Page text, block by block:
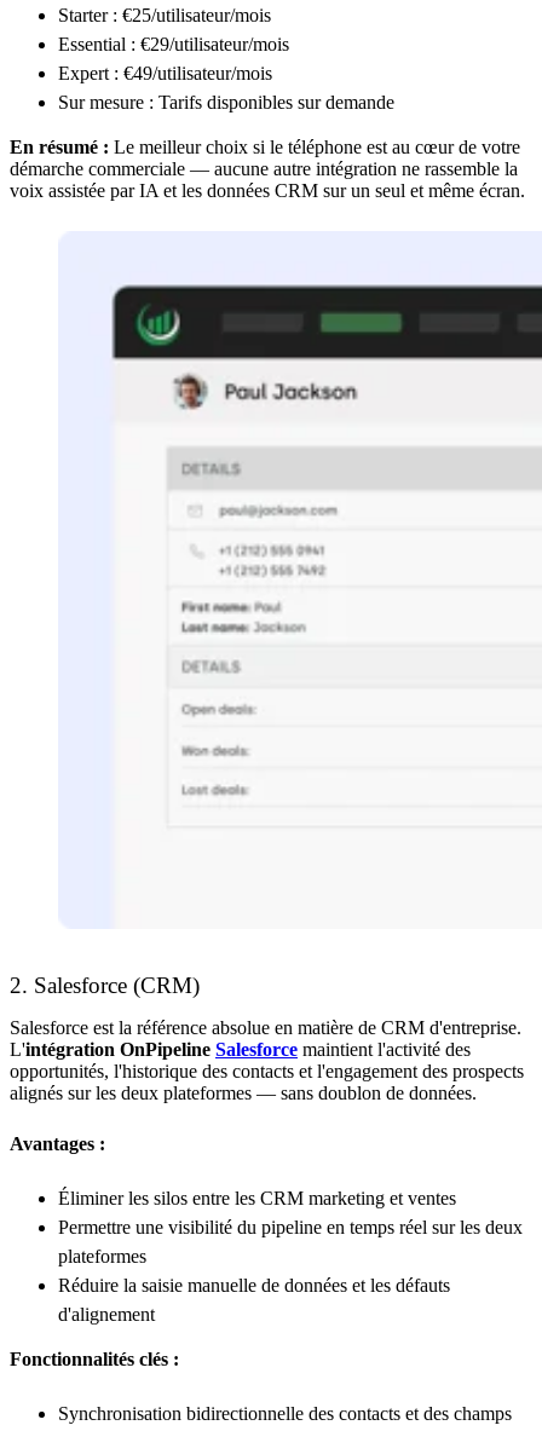
Starter : €25/utilisateur/mois
Essential : €29/utilisateur/mois
Expert : €49/utilisateur/mois
Sur mesure : Tarifs disponibles sur demande
En résumé : Le meilleur choix si le téléphone est au cœur de votre
démarche commerciale — aucune autre intégration ne rassemble la
voix assistée par IA et les données CRM sur un seul et même écran.
2. Salesforce (CRM)
Salesforce est la référence absolue en matière de CRM d'entreprise.
L'intégration OnPipeline Salesforce maintient l'activité des
opportunités, l'historique des contacts et l'engagement des prospects
alignés sur les deux plateformes — sans doublon de données.
Avantages :
Éliminer les silos entre les CRM marketing et ventes
Permettre une visibilité du pipeline en temps réel sur les deux
plateformes
Réduire la saisie manuelle de données et les défauts
d'alignement
Fonctionnalités clés :
Synchronisation bidirectionnelle des contacts et des champs